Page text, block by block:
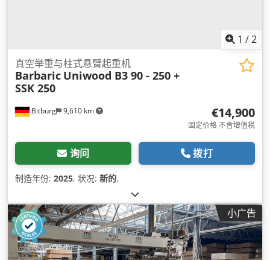
1 /2
Bitburg 9,610 km
真空举重与柱式悬臂起重机
Barbaric Uniwood B3 90 - 250 +
SSK 250
€14,900
固定价格 不含增值税
询问 拨打
制造年份: 2025, 状况: 新的,
小广告